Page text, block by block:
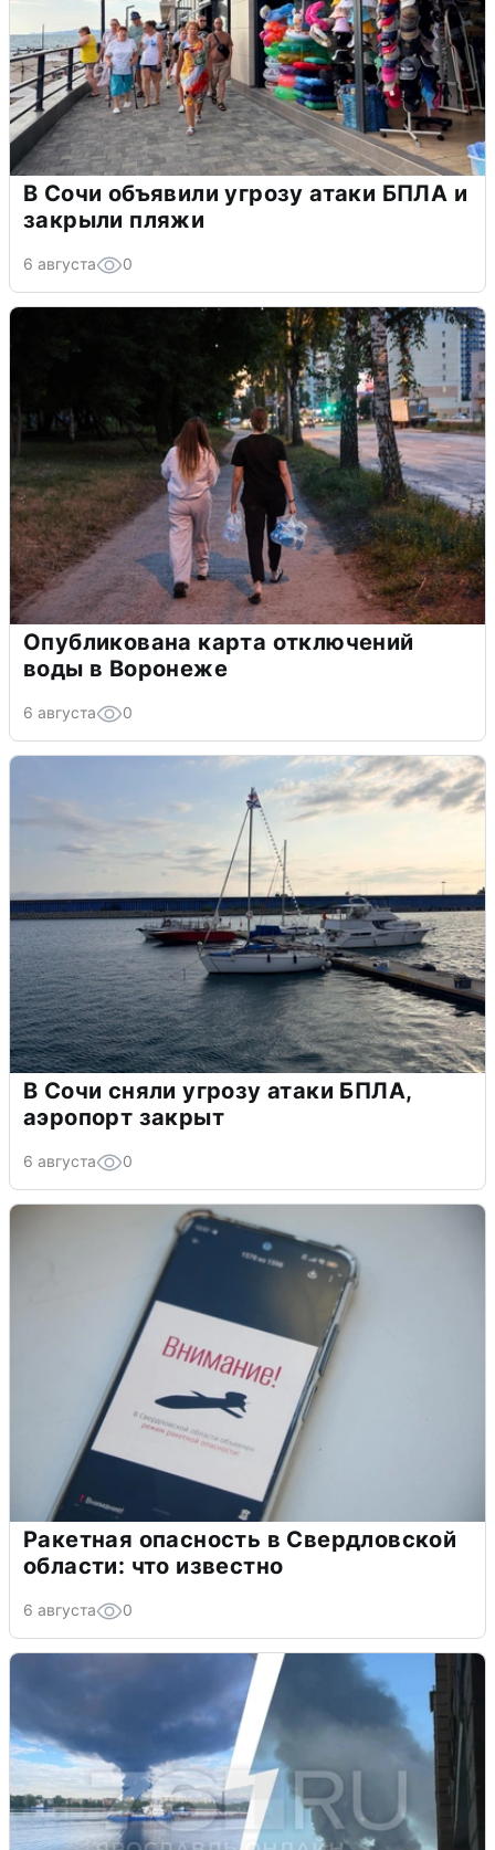
В Сочи объявили угрозу атаки БПЛА и
закрыли пляжи
6 августа 0
Опубликована карта отключений
воды в Воронеже
6 августа 0
В Сочи сняли угрозу атаки БПЛА,
аэропорт закрыт
6 августа 0
Ракетная опасность в Свердловской
области: что известно
6 августа 0